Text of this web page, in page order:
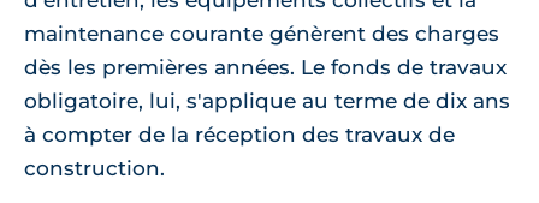
maintenance courante génèrent des charges
dès les premières années. Le fonds de travaux
obligatoire, lui, s'applique au terme de dix ans
à compter de la réception des travaux de
construction.